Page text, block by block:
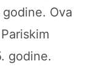
Ova
godine.